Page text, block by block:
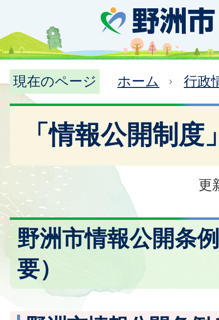
現在のページ ホーム 行政
「情報公開制度
更
野洲市情報公開条
要）